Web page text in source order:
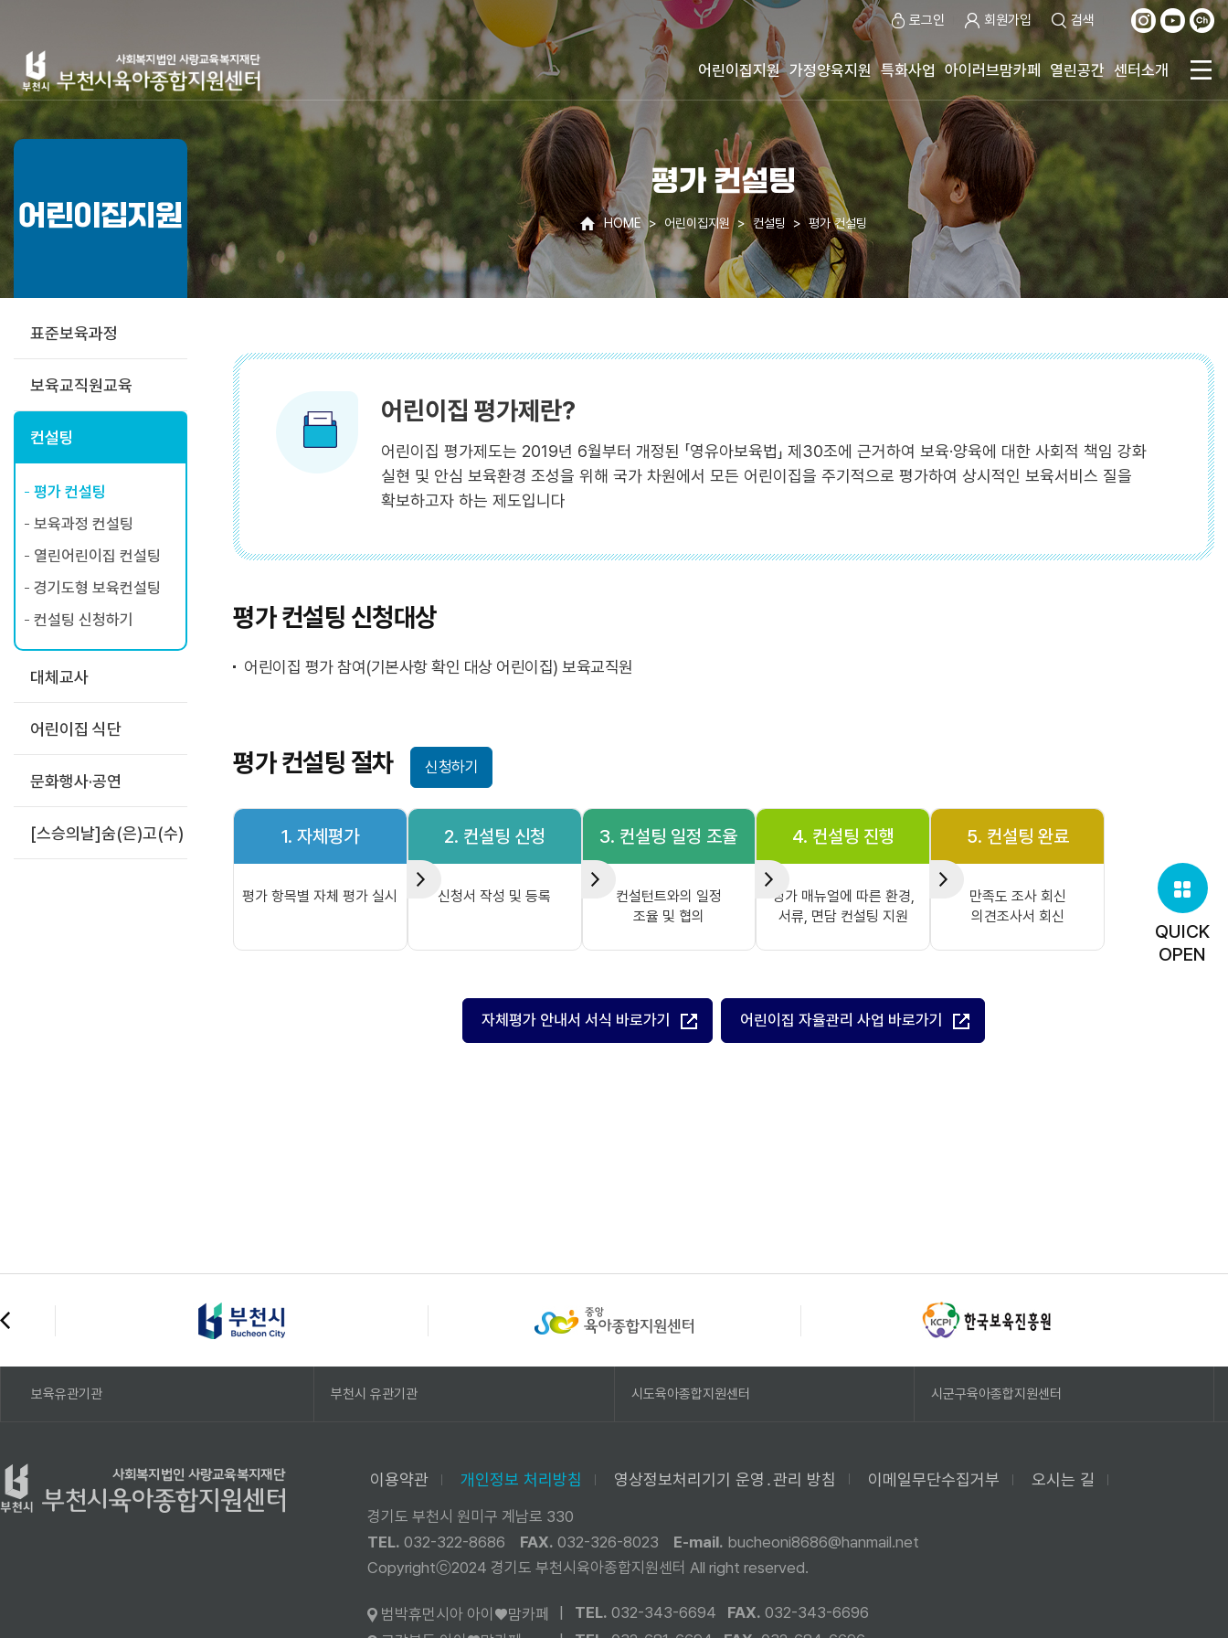
로그인 회원가입 검색
어린이집지원 가정양육지원 특화사업 아이러브맘카페 열린공간 센터소개
어린이집지원
표준보육과정
보육교직원교육
컨설팅
평가 컨설팅
보육과정 컨설팅
열린어린이집 컨설팅
경기도형 보육컨설팅
컨설팅 신청하기
대체교사
어린이집 식단
문화행사·공연
[스승의날]숨(은)고(수)
평가 컨설팅
HOME 어린이집지원 컨설팅 평가 컨설팅
어린이집 평가제란?
어린이집 평가제도는 2019년 6월부터 개정된 「영유아보육법」 제30조에 근거하여 보육·양육에 대한 사회적 책임 강화
실현 및 안심 보육환경 조성을 위해 국가 차원에서 모든 어린이집을 주기적으로 평가하여 상시적인 보육서비스 질을
확보하고자 하는 제도입니다
평가 컨설팅 신청대상
어린이집 평가 참여(기본사항 확인 대상 어린이집) 보육교직원
평가 컨설팅 절차 신청하기
1. 자체평가
평가 항목별 자체 평가 실시
2. 컨설팅 신청
신청서 작성 및 등록
3. 컨설팅 일정 조율
컨설턴트와의 일정
조율 및 협의
4. 컨설팅 진행
평가 매뉴얼에 따른 환경,
서류, 면담 컨설팅 지원
5. 컨설팅 완료
만족도 조사 회신
의견조사서 회신
자체평가 안내서 서식 바로가기 어린이집 자율관리 사업 바로가기
QUICK
OPEN
보육유관기관 부천시 유관기관 시도육아종합지원센터 시군구육아종합지원센터
이용약관 개인정보 처리방침 영상정보처리기기 운영․관리 방침 이메일무단수집거부 오시는 길
경기도 부천시 원미구 계남로 330
TEL. 032-322-8686 FAX. 032-326-8023 E-mail. bucheoni8686@hanmail.net
Copyrightⓒ2024 경기도 부천시육아종합지원센터 All right reserved.
범박휴먼시아 아이♥맘카페 TEL. 032-343-6694 FAX. 032-343-6696